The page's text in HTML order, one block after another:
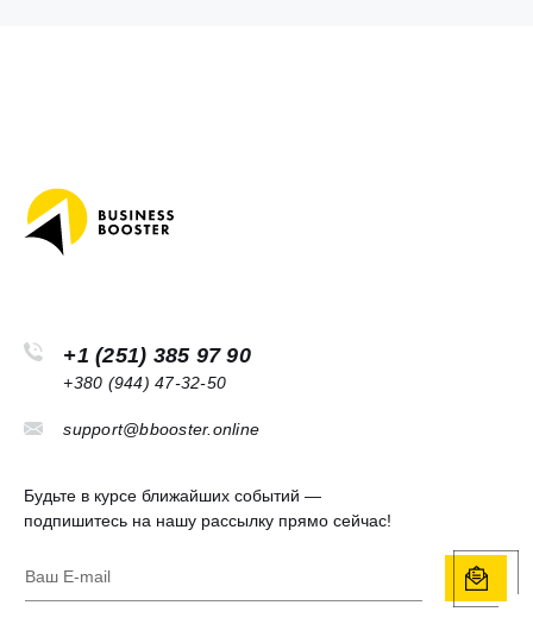
+1 (251) 385 97 90
+380 (944) 47-32-50
support@bbooster.online
Будьте в курсе ближайших событий —
подпишитесь на нашу рассылку прямо сейчас!